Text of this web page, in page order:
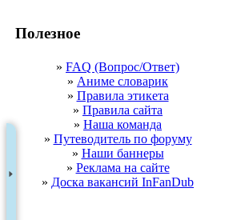
Полезное
» FAQ (Вопрос/Ответ)
» Аниме словарик
» Правила этикета
» Правила сайта
» Наша команда
» Путеводитель по форуму
» Наши баннеры
» Реклама на сайте
» Доска вакансий InFanDub